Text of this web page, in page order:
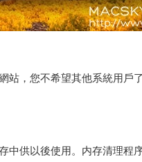
站，您不希望其他系統用戶
供以後使用。内存清理程